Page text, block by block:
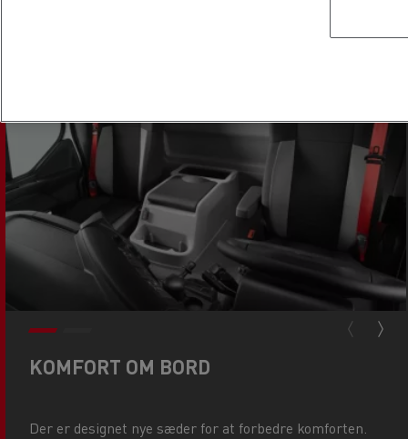
KOMFORT OM BORD
Der er designet nye sæder for at forbedre komforten.